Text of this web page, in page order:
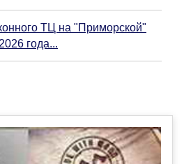
ТЦ на "Приморской"
года...